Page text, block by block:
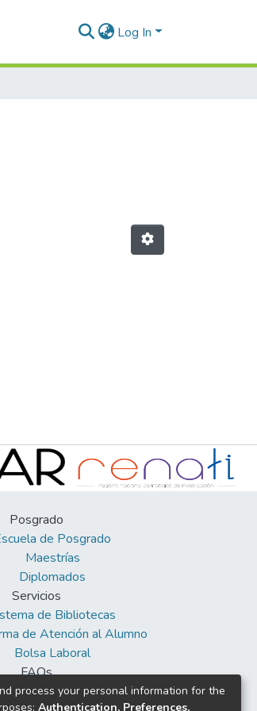
Log In
Posgrado
de Posgrado
Maestrías
Diplomados
Servicios
de Bibliotecas
de Atención al Alumno
Bolsa Laboral
FAQs
Facebook
process your personal information for the
Authentication, Preferences,